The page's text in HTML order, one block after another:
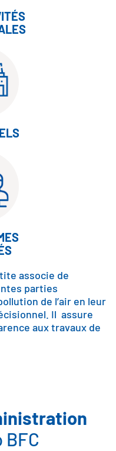
associe de
parties
de l’air en leur
Il assure
aux travaux de
BFC